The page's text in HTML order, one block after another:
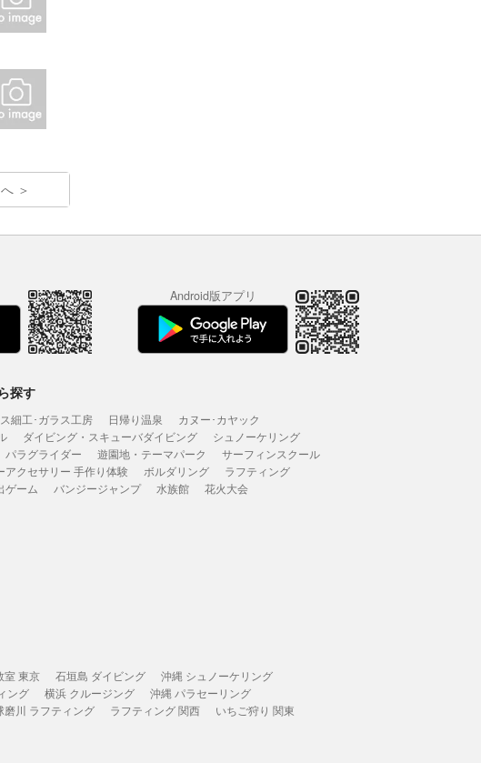
Android版アプリ
探す
細工･ガラス工房 日帰り温泉
カヌー･カヤック
ダイビング・スキューバダイビング
シュノーケリング
パラグライダー 遊園地・テーマパーク
サーフィンスクール
アクセサリー 手作り体験 ボルダリング
ラフティング
ゲーム バンジージャンプ 水族館 花火大会
室 東京 石垣島 ダイビング
沖縄 シュノーケリング
ング 横浜 クルージング
沖縄 パラセーリング
磨川 ラフティング ラフティング 関西
いちご狩り 関東